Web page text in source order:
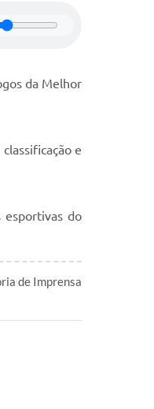
da Melhor
e
esportivas do
de Imprensa